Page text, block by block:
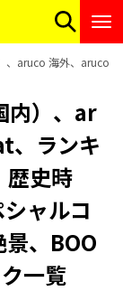
、aruco 海外、aruco
内）、ar
、ランキ
歴史時
ャルコ
、BOO
一覧